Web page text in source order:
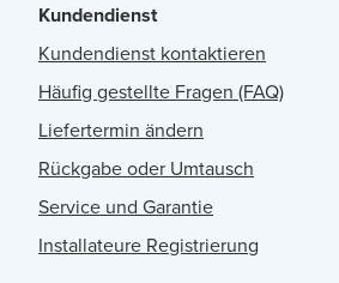
Kundendienst
Kundendienst kontaktieren
Häufig gestellte Fragen (FAQ)
Liefertermin ändern
Rückgabe oder Umtausch
Service und Garantie
Installateure Registrierung